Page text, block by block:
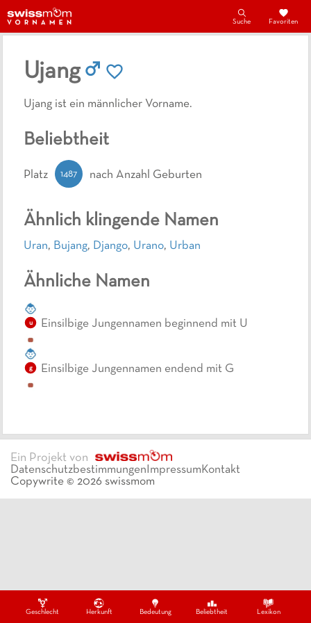
Geschlecht Herkunft Bedeutung Beliebtheit Lexikon
Suche Favoriten
Ujang
Ujang ist ein männlicher Vorname.
Ähnlich klingende Namen
Uran, Bujang, Django, Urano, Urban
Ähnliche Namen
u Einsilbige Jungennamen beginnend mit U
g Einsilbige Jungennamen endend mit G
Beliebtheit
Platz 1487 nach Anzahl Geburten
Ein Projekt von
DatenschutzbestimmungenImpressumKontakt
Copywrite © 2026 swissmom